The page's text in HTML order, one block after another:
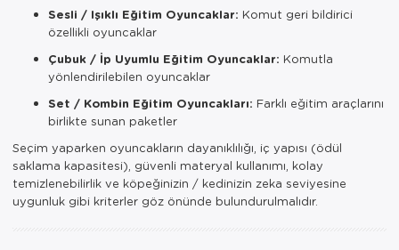
Sesli / Işıklı Eğitim Oyuncaklar: Komut geri bildirici
özellikli oyuncaklar
Çubuk / İp Uyumlu Eğitim Oyuncaklar: Komutla
yönlendirilebilen oyuncaklar
Set / Kombin Eğitim Oyuncakları: Farklı eğitim araçlarını
birlikte sunan paketler
Seçim yaparken oyuncakların dayanıklılığı, iç yapısı (ödül
saklama kapasitesi), güvenli materyal kullanımı, kolay
temizlenebilirlik ve köpeğinizin / kedinizin zeka seviyesine
uygunluk gibi kriterler göz önünde bulundurulmalıdır.